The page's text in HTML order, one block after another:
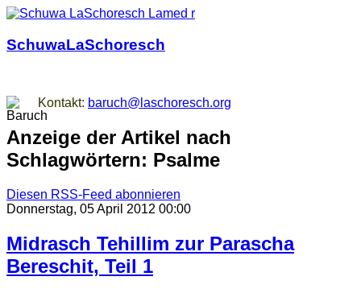
SchuwaLaSchoresch
Kontakt: baruch@laschoresch.org
Anzeige der Artikel nach
Schlagwörtern: Psalme
Diesen RSS-Feed abonnieren
Donnerstag, 05 April 2012 00:00
Midrasch Tehillim zur Parascha
Bereschit, Teil 1